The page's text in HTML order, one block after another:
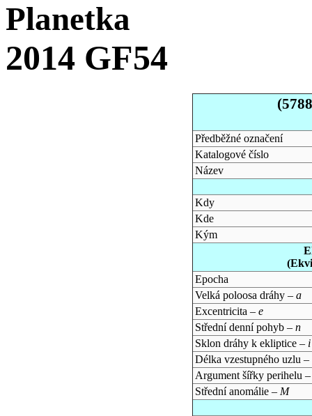
Planetka
2014 GF54
Předběžné označení
Katalogové číslo
Název
Kdy
Kde
Kým
Epocha
Velká poloosa dráhy – a
Excentricita – e
Střední denní pohyb – n
Sklon dráhy k ekliptice – i
Délka vzestupného uzlu –
Argument šířky perihelu
Střední anomálie – M